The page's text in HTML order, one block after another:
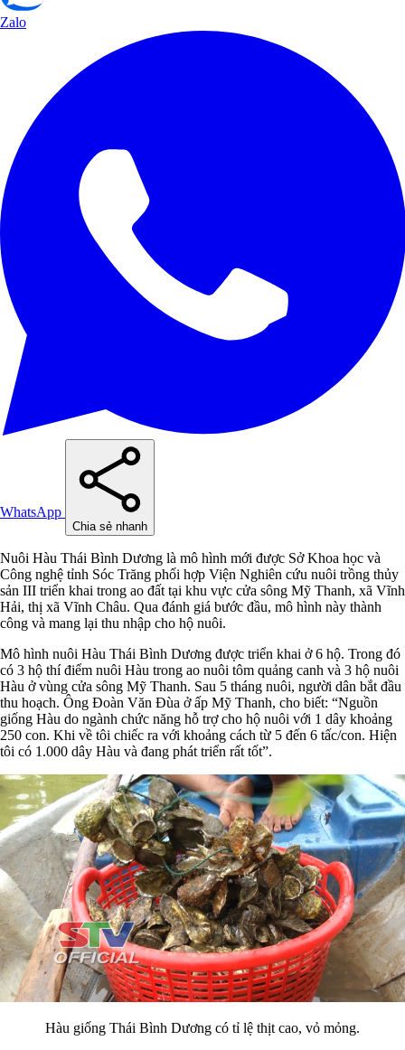
Zalo
WhatsApp
Chia sẻ nhanh
Nuôi Hàu Thái Bình Dương là mô hình mới được Sở Khoa học và
Công nghệ tỉnh Sóc Trăng phối hợp Viện Nghiên cứu nuôi trồng thủy
sản III triển khai trong ao đất tại khu vực cửa sông Mỹ Thanh, xã Vĩnh
Hải, thị xã Vĩnh Châu. Qua đánh giá bước đầu, mô hình này thành
công và mang lại thu nhập cho hộ nuôi.
Mô hình nuôi Hàu Thái Bình Dương được triển khai ở 6 hộ. Trong đó
có 3 hộ thí điểm nuôi Hàu trong ao nuôi tôm quảng canh và 3 hộ nuôi
Hàu ở vùng cửa sông Mỹ Thanh. Sau 5 tháng nuôi, người dân bắt đầu
thu hoạch. Ông Đoàn Văn Đùa ở ấp Mỹ Thanh, cho biết: “Nguồn
giống Hàu do ngành chức năng hỗ trợ cho hộ nuôi với 1 dây khoảng
250 con. Khi về tôi chiếc ra với khoảng cách từ 5 đến 6 tấc/con. Hiện
tôi có 1.000 dây Hàu và đang phát triển rất tốt”.
Hàu giống Thái Bình Dương có tỉ lệ thịt cao, vỏ mỏng.